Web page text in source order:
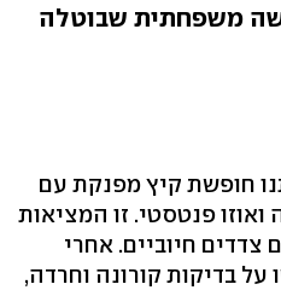
משפחתית שבוטלה
חופשת קיץ מפנקת עם
ואוזו פנטסטי. זו המציאות
חיוביים. אחרי
בדיקות קורונה וחרדה,